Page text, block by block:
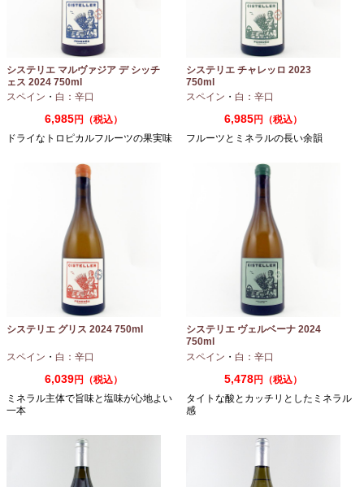
システリエ マルヴァジア デ シッチ
ェス 2024 750ml
スペイン ・ 白：辛口
6,985円（税込）
ドライなトロピカルフルーツの果実味
システリエ チャレッロ 2023
750ml
スペイン ・ 白：辛口
6,985円（税込）
フルーツとミネラルの長い余韻
システリエ グリス 2024 750ml
スペイン ・ 白：辛口
6,039円（税込）
ミネラル主体で旨味と塩味が心地よい
一本
システリエ ヴェルベーナ 2024
750ml
スペイン ・ 白：辛口
5,478円（税込）
タイトな酸とカッチリとしたミネラル
感